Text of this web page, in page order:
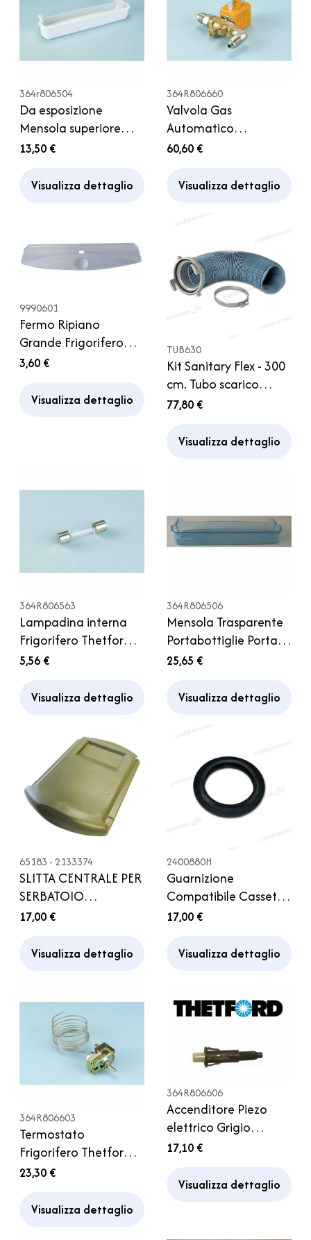
364r806504
Da esposizione
Mensola superiore
portauova Porta
Camper
13,50 €
Visualizza dettaglio
364R806660
Valvola Gas
Automatico
Frigorifero Thetford
60,60 €
Visualizza dettaglio
9990601
Fermo Ripiano
Grande Frigorifero
Thetford
3,60 €
Visualizza dettaglio
TUB630
Kit Sanitary Flex - 300
cm. Tubo scarico
cassetta Thetford /
77,80 €
Visualizza dettaglio
364R806563
Lampadina interna
Frigorifero Thetford
Frigor Camper
5,56 €
Visualizza dettaglio
364R806506
Mensola Trasparente
Portabottiglie Porta
Frigorifero Thetford
25,65 €
Visualizza dettaglio
65183 - 2133374
SLITTA CENTRALE PER
SERBATOIO
C2/C3/C4/C200
17,00 €
Visualizza dettaglio
2400880H
Guarnizione
Compatibile Cassetta
Thetford C2 C3 C4
Camper
17,00 €
Visualizza dettaglio
364R806603
Termostato
Frigorifero Thetford
230V Frigor Camper
23,30 €
Visualizza dettaglio
364R806606
Accenditore Piezo
elettrico Grigio
Frigorifero Thetford
17,10 €
Visualizza dettaglio